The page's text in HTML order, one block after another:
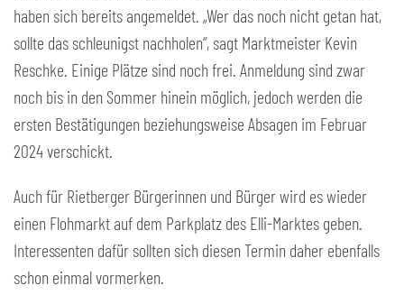
haben sich bereits angemeldet. „Wer das noch nicht getan hat,
sollte das schleunigst nachholen“, sagt Marktmeister Kevin
Reschke. Einige Plätze sind noch frei. Anmeldung sind zwar
noch bis in den Sommer hinein möglich, jedoch werden die
ersten Bestätigungen beziehungsweise Absagen im Februar
2024 verschickt.
Auch für Rietberger Bürgerinnen und Bürger wird es wieder
einen Flohmarkt auf dem Parkplatz des Elli-Marktes geben.
Interessenten dafür sollten sich diesen Termin daher ebenfalls
schon einmal vormerken.